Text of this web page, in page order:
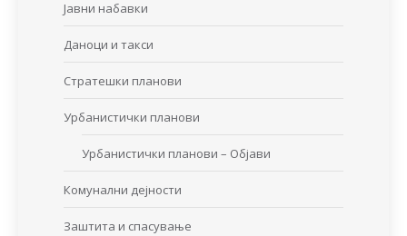
Јавни набавки
Даноци и такси
Стратешки планови
Урбанистички планови
Урбанистички планови – Објави
Комунални дејности
Заштита и спасување